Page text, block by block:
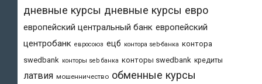
дневные курсы дневные курсы евро
европейский центральный банк европейский
центробанк евросоюз ецб контора seb-банка контора
swedbank конторы seb банка конторы swedbank кредиты
латвия мошенничество обменные курсы